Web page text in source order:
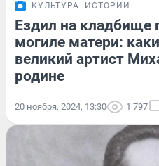
КУЛЬТУРА ИСТОРИИ
Ездил на кладбище
могиле матери:
великий артист
родине
20 ноября, 2024, 13:30 1 797